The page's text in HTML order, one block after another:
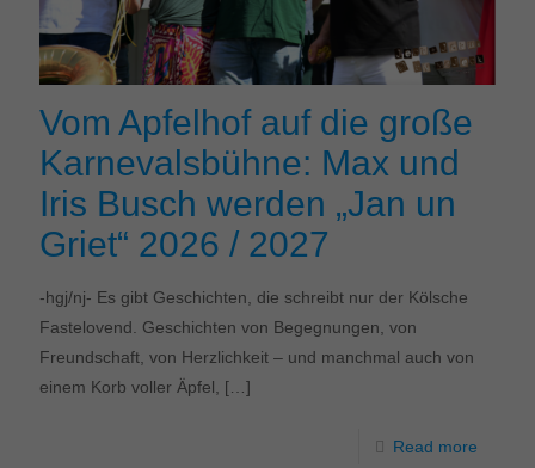
Vom Apfelhof auf die große
Karnevalsbühne: Max und
Iris Busch werden „Jan un
Griet“ 2026 / 2027
-hgj/nj- Es gibt Geschichten, die schreibt nur der Kölsche
Fastelovend. Geschichten von Begegnungen, von
Freundschaft, von Herzlichkeit – und manchmal auch von
einem Korb voller Äpfel, […]
Read more